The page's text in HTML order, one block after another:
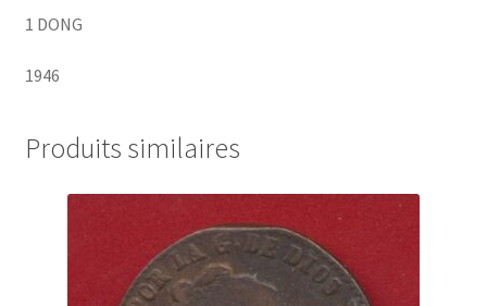
1 DONG
1946
Produits similaires